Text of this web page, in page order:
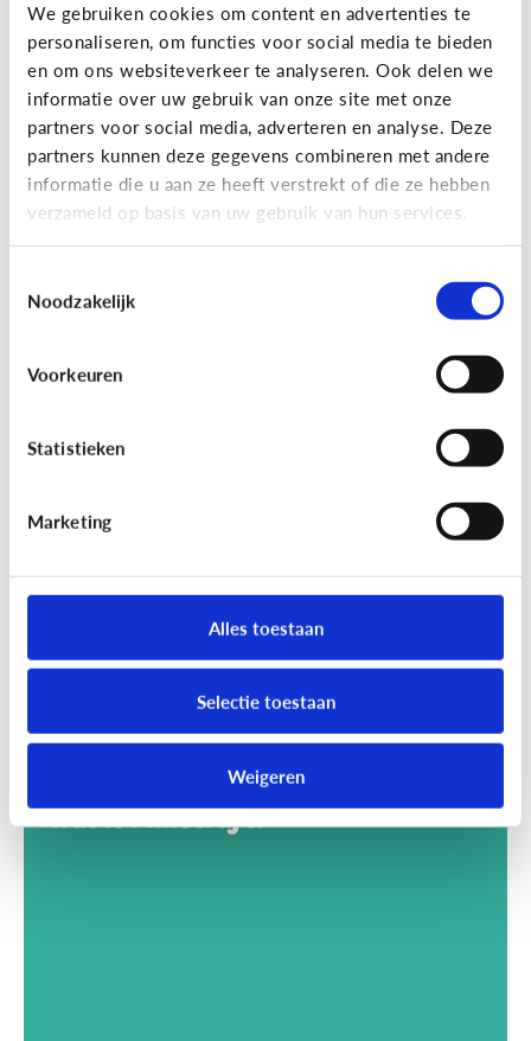
We gebruiken cookies om content en advertenties te
personaliseren, om functies voor social media te bieden
en om ons websiteverkeer te analyseren. Ook delen we
informatie over uw gebruik van onze site met onze
partners voor social media, adverteren en analyse. Deze
partners kunnen deze gegevens combineren met andere
informatie die u aan ze heeft verstrekt of die ze hebben
verzameld op basis van uw gebruik van hun services.
Noodzakelijk
Voorkeuren
Statistieken
Marketing
Alles toestaan
Selectie toestaan
Weigeren
Wat is Fall Guys?
Gaming
[Video] Gamet mijn kind teveel?
Wat is Minecraft?